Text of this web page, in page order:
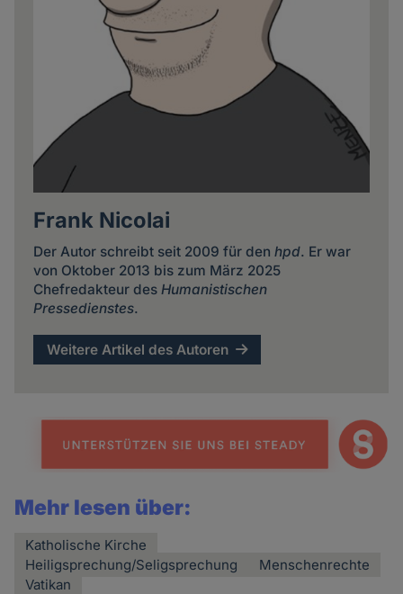
Frank Nicolai
Der Autor schreibt seit 2009 für den hpd. Er war
von Oktober 2013 bis zum März 2025
Chefredakteur des Humanistischen
Pressedienstes.
Weitere Artikel des Autoren
Mehr lesen über:
Katholische Kirche
Heiligsprechung/Seligsprechung
Menschenrechte
Vatikan